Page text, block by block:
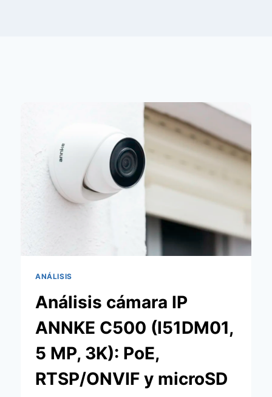
ANÁLISIS
Análisis cámara IP
ANNKE C500 (I51DM01,
5 MP, 3K): PoE,
RTSP/ONVIF y microSD